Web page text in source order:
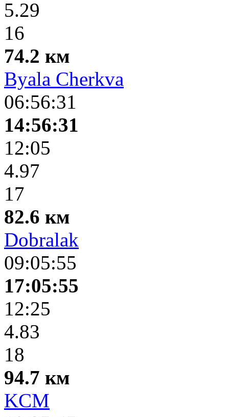
5.29
16
74.2 км
Byala Cherkva
06:56:31
14:56:31
12:05
4.97
17
82.6 км
Dobralak
09:05:55
17:05:55
12:25
4.83
18
94.7 км
KCM